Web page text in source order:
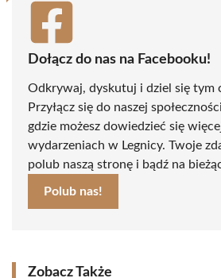
Dołącz do nas na Facebooku!
Odkrywaj, dyskutuj i dziel się tym
Przyłącz się do naszej
gdzie możesz dowiedzieć się
wydarzeniach w Legnicy. Twoje
polub naszą stronę i bądź na
Polub nas!
Zobacz Także